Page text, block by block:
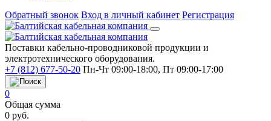
Обратный звонок Вход в личный кабинет Регистрация
Поставки кабельно-проводниковой продукции и
электротехнического оборудования.
+7 (812) 677-50-20 Пн-Чт 09:00-18:00, Пт 09:00-17:00
0
Общая сумма
0 руб.